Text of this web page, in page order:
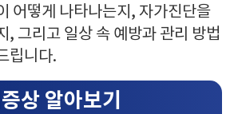
어떻게 나타나는지, 자가진단을
, 그리고 일상 속 예방과 관리 방법
립니다.
상 알아보기